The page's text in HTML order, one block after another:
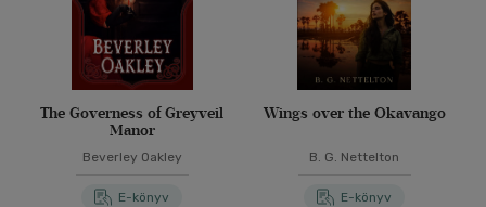
The Governess of Greyveil
Manor
Beverley Oakley
E-könyv
Wings over the Okavango
B. G. Nettelton
E-könyv